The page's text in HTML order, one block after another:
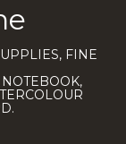
FINE